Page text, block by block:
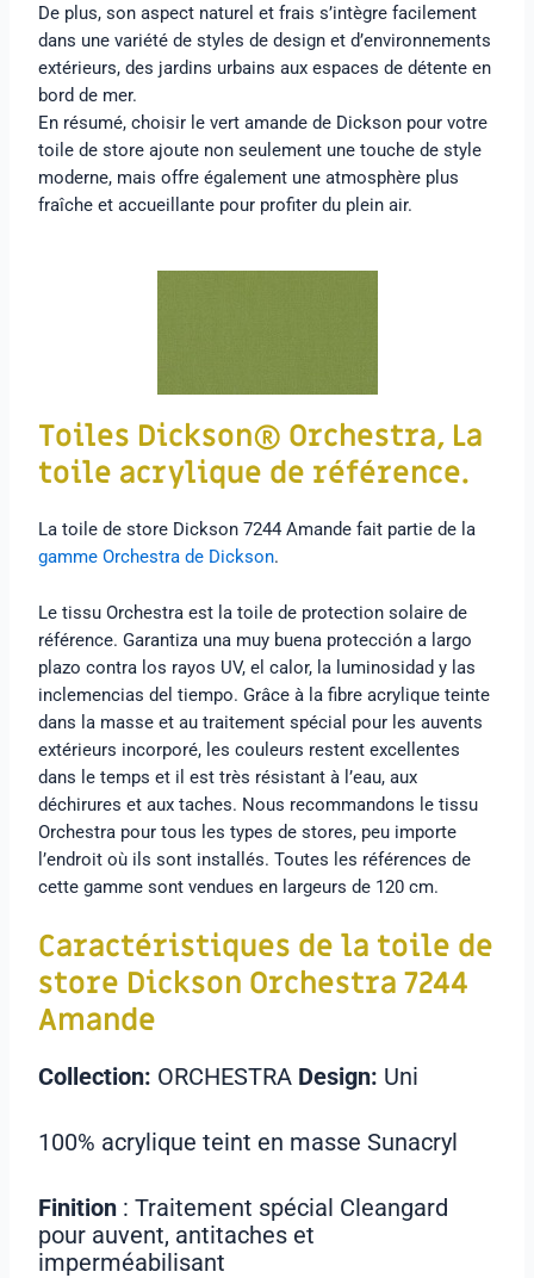
De plus, son aspect naturel et frais s’intègre facilement
dans une variété de styles de design et d’environnements
extérieurs, des jardins urbains aux espaces de détente en
bord de mer.
En résumé, choisir le vert amande de Dickson pour votre
toile de store ajoute non seulement une touche de style
moderne, mais offre également une atmosphère plus
fraîche et accueillante pour profiter du plein air.
Toiles Dickson® Orchestra, La
toile acrylique de référence.
La toile de store Dickson 7244 Amande fait partie de la
gamme Orchestra de Dickson.
Le tissu Orchestra est la toile de protection solaire de
référence. Garantiza una muy buena protección a largo
plazo contra los rayos UV, el calor, la luminosidad y las
inclemencias del tiempo. Grâce à la fibre acrylique teinte
dans la masse et au traitement spécial pour les auvents
extérieurs incorporé, les couleurs restent excellentes
dans le temps et il est très résistant à l’eau, aux
déchirures et aux taches. Nous recommandons le tissu
Orchestra pour tous les types de stores, peu importe
l’endroit où ils sont installés. Toutes les références de
cette gamme sont vendues en largeurs de 120 cm.
Caractéristiques de la toile de
store Dickson Orchestra 7244
Amande
Collection: ORCHESTRA Design: Uni
100% acrylique teint en masse Sunacryl
Finition : Traitement spécial Cleangard
pour auvent, antitaches et
imperméabilisant